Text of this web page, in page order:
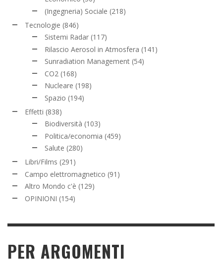
(Ingegneria) Sociale (218)
Tecnologie (846)
Sistemi Radar (117)
Rilascio Aerosol in Atmosfera (141)
Sunradiation Management (54)
CO2 (168)
Nucleare (198)
Spazio (194)
Effetti (838)
Biodiversità (103)
Politica/economia (459)
Salute (280)
Libri/Films (291)
Campo elettromagnetico (91)
Altro Mondo c'è (129)
OPINIONI (154)
PER ARGOMENTI